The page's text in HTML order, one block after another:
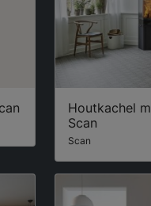
Houtkachel
Scan
Scan